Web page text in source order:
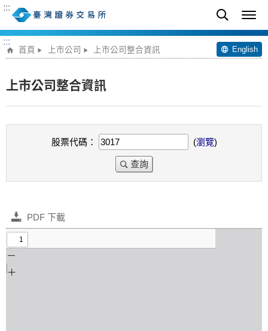
:::
:::
首頁 上市公司 上市公司整合資訊 English
上市公司整合資訊
股票代碼： (瀏覽)
查詢
PDF 下載